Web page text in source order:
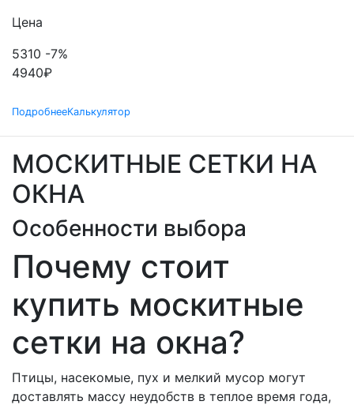
Цена
5310 -7%
4940₽
ПодробнееКалькулятор
МОСКИТНЫЕ СЕТКИ НА
ОКНА
Особенности выбора
Почему стоит
купить москитные
сетки на окна?
Птицы, насекомые, пух и мелкий мусор могут
доставлять массу неудобств в теплое время года,